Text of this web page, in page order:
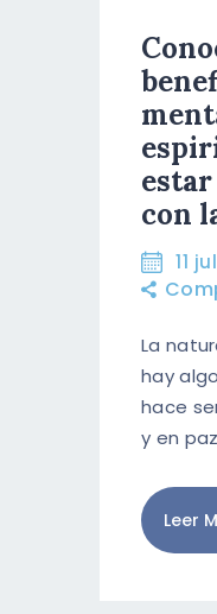
con
11
La
hay
hace
y en
Leer